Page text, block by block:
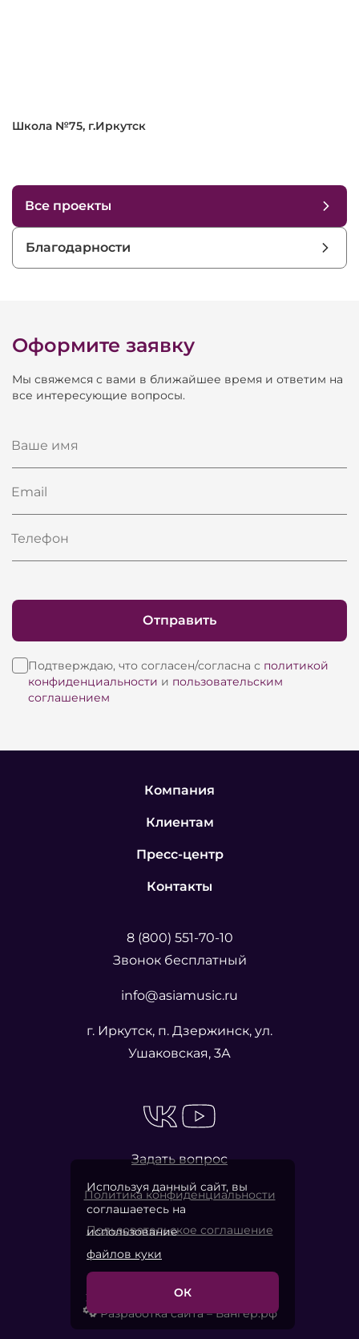
Школа №75, г.Иркутск
Все проекты
Благодарности
Оформите заявку
Мы свяжемся с вами в ближайшее время и ответим на
все интересующие вопросы.
Ваше имя
Email
Телефон
Подтверждаю, что согласен/согласна с политикой
конфиденциальности и пользовательским
соглашением
Отправить
Компания
Клиентам
Пресс-центр
Контакты
8 (800) 551-70-10
Звонок бесплатный
info@asiamusic.ru
г. Иркутск, п. Дзержинск, ул.
Ушаковская, 3А
Задать вопрос
Политика конфиденциальности
Пользовательское соглашение
2026 © «Азия Мьюзик Компани»
Разработка сайта – Вангер.рф
Используя данный сайт, вы
соглашаетесь на
использование
файлов куки
ОК